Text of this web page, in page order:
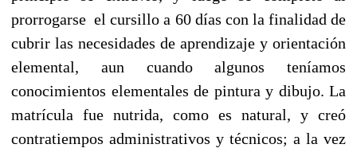
prorrogarse el cursillo a 60 días con la finalidad de
cubrir las necesidades de aprendizaje y orientación
elemental, aun cuando algunos teníamos
conocimientos elementales de pintura y dibujo. La
matrícula fue nutrida, como es natural, y creó
contratiempos administrativos y técnicos; a la vez